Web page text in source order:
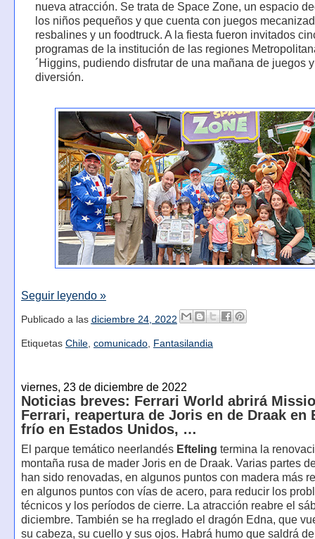
nueva atracción. Se trata de Space Zone, un espacio
los niños pequeños y que cuenta con juegos
resbalines y un foodtruck. A la fiesta fueron invitados
programas de la institución de las regiones
´Higgins, pudiendo disfrutar de una mañana de juegos
diversión.
Seguir leyendo »
Publicado a las diciembre 24, 2022
Etiquetas Chile, comunicado, Fantasilandia
viernes, 23 de diciembre de 2022
Noticias breves: Ferrari World abrirá
Ferrari, reapertura de Joris en de Draak en
frío en Estados Unidos, …
El parque temático neerlandés Efteling termina la
montaña rusa de mader Joris en de Draak. Varias partes
han sido renovadas, en algunos puntos con madera más
en algunos puntos con vías de acero, para reducir los
técnicos y los períodos de cierre. La atracción reabre el
diciembre. También se ha rreglado el dragón Edna, que
su cabeza, su cuello y sus ojos. Habrá humo que saldrá